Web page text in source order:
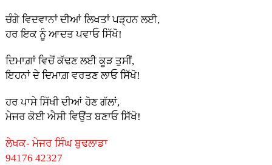
ਚੰਗੇ ਵਿਦਵਾਨਾਂ ਦੀਆਂ ਲਿਖਤਾਂ ਪੜ੍ਹਨ ਲਈ,
ਹਰ ਇਕ ਨੂੰ ਆਦਤ ਪਵਾਓ ਸਿੱਖੋ!
ਦਿਮਾਗ਼ਾਂ ਵਿਚੋਂ ਕੱਢਣ ਲਈ ਕੂੜ ਤੁਸੀਂ,
ਇਹਨਾਂ ਦੇ ਦਿਮਾਗ਼ ਵਰਤਣ ਲਾਓ ਸਿੱਖੋ!
ਹਰ ਪਾਸੇ ਸਿੱਖੀ ਦੀਆਂ ਹੋਣ ਗੱਲਾਂ,
ਮੇਜਰ ਕੋਈ ਐਸੀ ਵਿਉਂਤ ਬਣਾਓ ਸਿੱਖੋ!
ਲੇਖਕ- ਮੇਜਰ ਸਿੰਘ ਬੁਢਲਾਡਾ
94176 42327